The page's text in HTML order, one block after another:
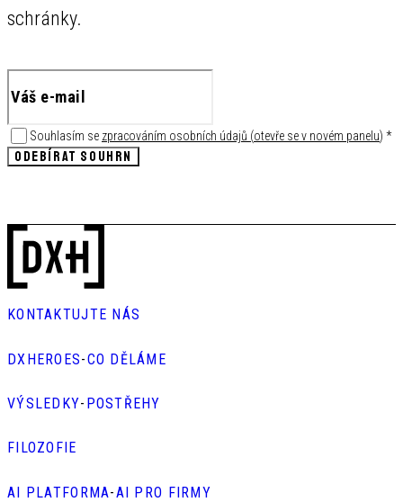
schránky.
Souhlasím se zpracováním osobních údajů (otevře se v novém panelu) *
ODEBÍRAT SOUHRN
KONTAKTUJTE NÁS
DXHEROES-CO DĚLÁME
VÝSLEDKY- POSTŘEHY
FILOZOFIE
AI PLATFORMA-AI PRO FIRMY